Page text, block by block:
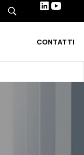
Show submenu for BLOG & INSIGHTS
CONTATTI